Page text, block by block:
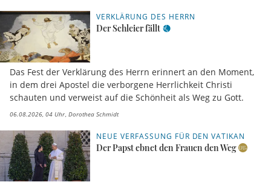
VERKLÄRUNG DES HERRN
Der Schleier fällt
Das Fest der Verklärung des Herrn erinnert an den Moment,
in dem drei Apostel die verborgene Herrlichkeit Christi
schauten und verweist auf die Schönheit als Weg zu Gott.
06.08.2026, 04 Uhr Dorothea Schmidt
NEUE VERFASSUNG FÜR DEN VATIKAN
Der Papst ebnet den Frauen den Weg